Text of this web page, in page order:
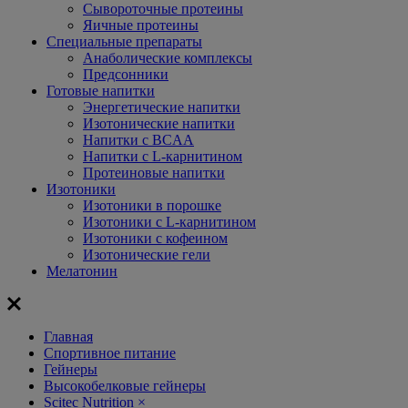
Сывороточные протеины
Яичные протеины
Специальные препараты
Анаболические комплексы
Предсонники
Готовые напитки
Энергетические напитки
Изотонические напитки
Напитки с BCAA
Напитки с L-карнитином
Протеиновые напитки
Изотоники
Изотоники в порошке
Изотоники с L-карнитином
Изотоники с кофеином
Изотонические гели
Мелатонин
Главная
Спортивное питание
Гейнеры
Высокобелковые гейнеры
Scitec Nutrition ×